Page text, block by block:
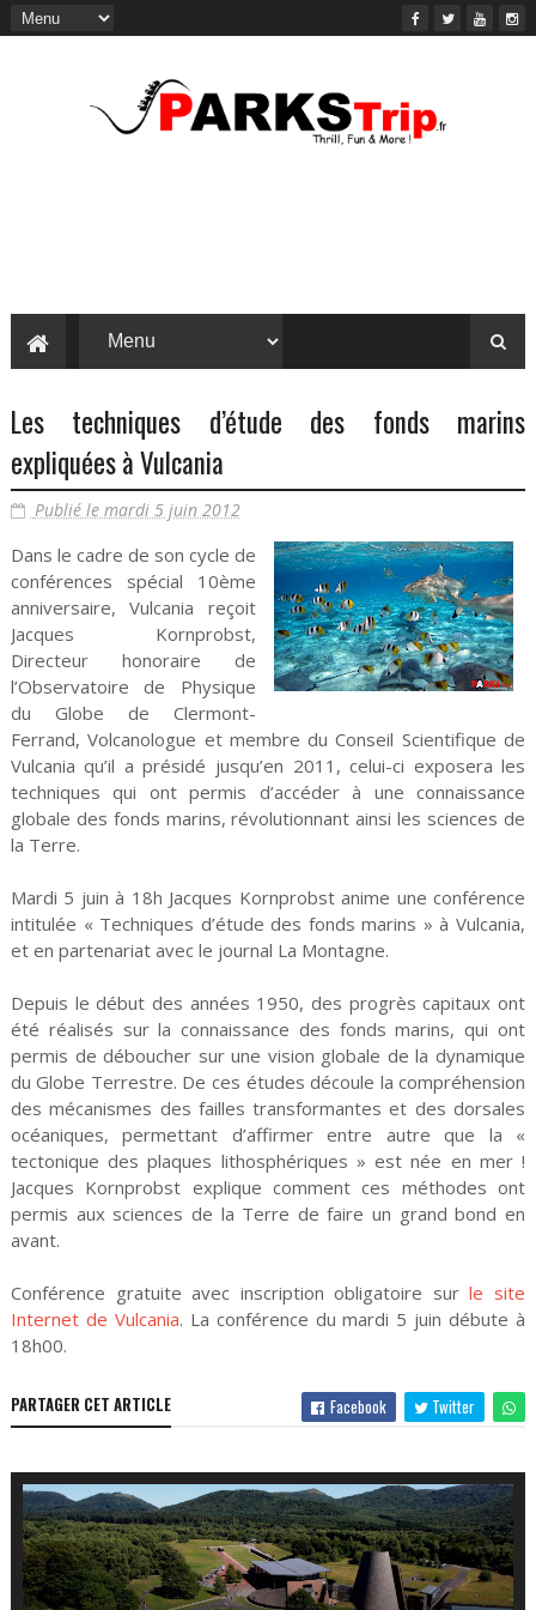
Les techniques d’étude des fonds marins
expliquées à Vulcania
Publié le mardi 5 juin 2012
Dans le cadre de son cycle de
conférences spécial 10ème
anniversaire, Vulcania reçoit
Jacques Kornprobst,
Directeur honoraire de
l’Observatoire de Physique
du Globe de Clermont-
Ferrand, Volcanologue et membre du Conseil Scientifique de
Vulcania qu’il a présidé jusqu’en 2011, celui-ci exposera les
techniques qui ont permis d’accéder à une connaissance
globale des fonds marins, révolutionnant ainsi les sciences de
la Terre.
Mardi 5 juin à 18h Jacques Kornprobst anime une conférence
intitulée « Techniques d’étude des fonds marins » à Vulcania,
et en partenariat avec le journal La Montagne.
Depuis le début des années 1950, des progrès capitaux ont
été réalisés sur la connaissance des fonds marins, qui ont
permis de déboucher sur une vision globale de la dynamique
du Globe Terrestre. De ces études découle la compréhension
des mécanismes des failles transformantes et des dorsales
océaniques, permettant d’affirmer entre autre que la «
tectonique des plaques lithosphériques » est née en mer !
Jacques Kornprobst explique comment ces méthodes ont
permis aux sciences de la Terre de faire un grand bond en
avant.
Conférence gratuite avec inscription obligatoire surle site
Internet de Vulcania. La conférence du mardi 5 juin débute à
18h00.
PARTAGER CET ARTICLE Facebook Twitter